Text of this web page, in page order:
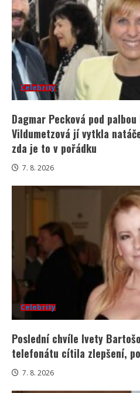
Celebrity
Dagmar Pecková pod
Vildumetzová jí vytkla
zda je to v pořádku
7. 8. 2026
Celebrity
Poslední chvíle Ivety
telefonátu cítila zlepšení,
7. 8. 2026